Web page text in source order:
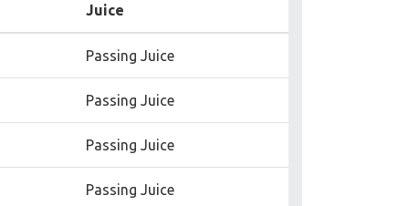
Juice
Passing Juice
Passing Juice
Passing Juice
Passing Juice